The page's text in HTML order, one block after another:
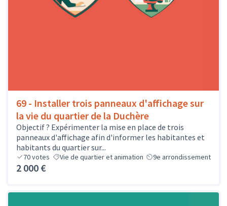
69 - Installer trois panneaux d'affichage sur
la vie du quartier de la Duchère
Objectif ? Expérimenter la mise en place de trois
panneaux d'affichage afin d'informer les habitantes et
habitants du quartier sur...
70votes Vie de quartier et animation 9e arrondissement
2 000 €